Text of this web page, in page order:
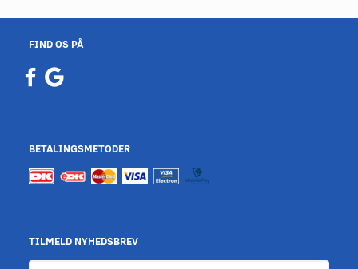
FIND OS PÅ
BETALINGSMETODER
TILMELD NYHEDSBREV
Email-